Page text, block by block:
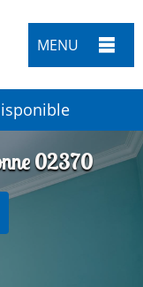
MENU
02370